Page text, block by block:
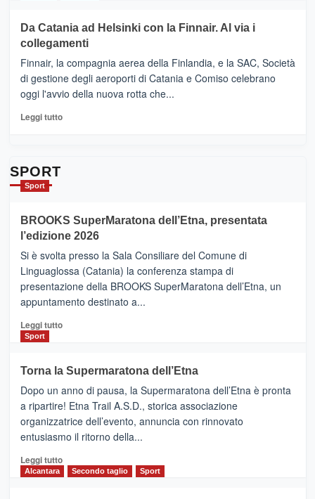
tappe
dell’enoturismo
RANDAZZO
–
Ci
siamo
quasi….
pronti
per
Da Catania ad Helsinki con la Finnair. Al via i
collegamenti
Finnair, la compagnia aerea della Finlandia, e la SAC, Società
di gestione degli aeroporti di Catania e Comiso celebrano
oggi l'avvio della nuova rotta che...
Leggi tuttoLeggi
con
la
Al
via
i
collegamenti
SPORT
Sport
BROOKS SuperMaratona dell’Etna, presentata
l’edizione 2026
Si è svolta presso la Sala Consiliare del Comune di
Linguaglossa (Catania) la conferenza stampa di
presentazione della BROOKS SuperMaratona dell’Etna, un
appuntamento destinato a...
Leggi tuttoLeggi
BROOKS
SuperMaratona
dell’Etna,
presentata
l’edizione
2026
Sport
Torna la Supermaratona dell’Etna
Dopo un anno di pausa, la Supermaratona dell’Etna è pronta
a ripartire! Etna Trail A.S.D., storica associazione
organizzatrice dell’evento, annuncia con rinnovato
entusiasmo il ritorno della...
Leggi tuttoLeggi
Alcantara Secondo taglio Sport